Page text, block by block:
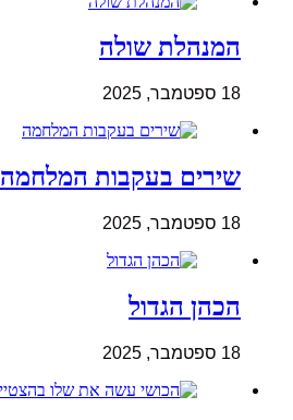
המנהלת שולה
18 ספטמבר, 2025
שירים בעקבות המלחמה
18 ספטמבר, 2025
הכהן הגדול
18 ספטמבר, 2025